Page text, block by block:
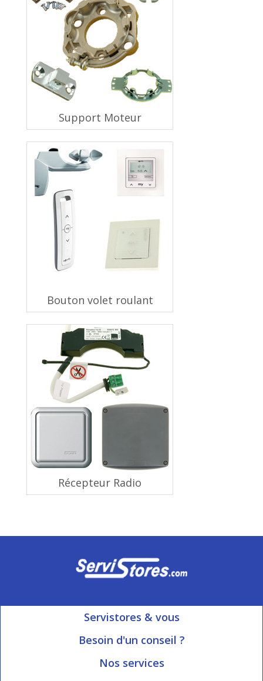
Support Moteur
Bouton volet roulant
Récepteur Radio
Servistores & vous
Mon compte
Besoin d'un conseil ?
Ouvert du Lundi au Vendredi
Nos services